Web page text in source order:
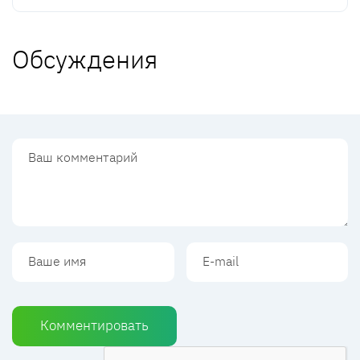
Обсуждения
Комментировать